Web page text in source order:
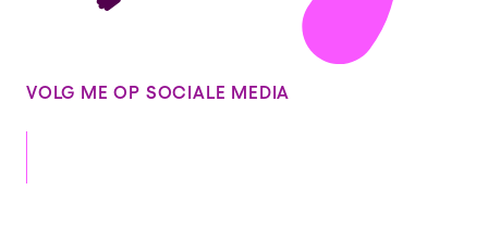
VOLG ME OP SOCIALE MEDIA